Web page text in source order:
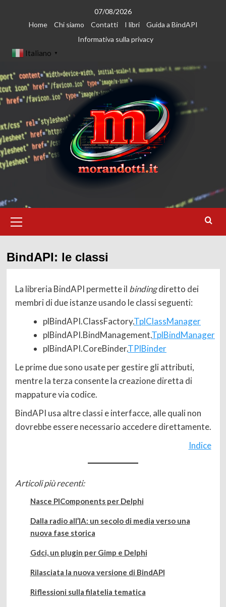
07/08/2026
Home
Chi siamo Contatti I libri
Guida a BindAPI
Informativa sulla privacy
Italiano ▼
principale
BindAPI: le classi
La libreria BindAPI permette il bindingdiretto dei
membri di due istanze usando le classi seguenti:
plBindAPI.ClassFactory.TplClassManager
plBindAPI.BindManagement.TplBindManager
plBindAPI.CoreBinder.TPlBinder
Le prime due sono usate per gestire gli attributi,
mentre la terza consente la creazione diretta di
mappature via codice.
BindAPI usa altre classi e interfacce, alle quali non
dovrebbe essere necessario accedere direttamente.
Indice
Articoli più recenti:
Nasce PlComponents per Delphi
Dalla radio all’IA: un secolo di media verso una
nuova fase storica
Gdci, un plugin per Gimp e Delphi
Rilasciata la nuova versione di BindAPI
Riflessioni sulla filatelia tematica